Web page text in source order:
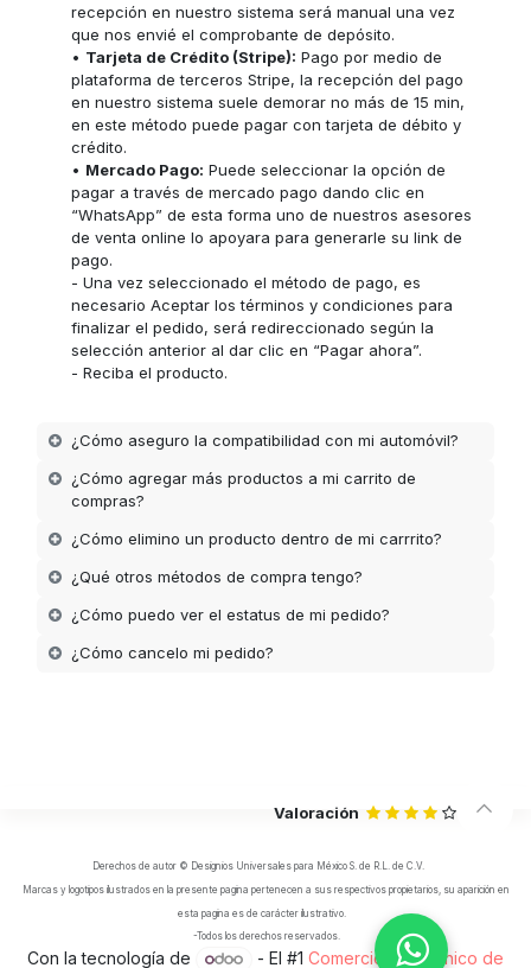
recepción en nuestro sistema será manual una vez
que nos envié el comprobante de depósito.
• Tarjeta de Crédito (Stripe): Pago por medio de
plataforma de terceros Stripe, la recepción del pago
en nuestro sistema suele demorar no más de 15 min,
en este método puede pagar con tarjeta de débito y
crédito.
• Mercado Pago: Puede seleccionar la opción de
pagar a través de mercado pago dando clic en
“WhatsApp” de esta forma uno de nuestros asesores
de venta online lo apoyara para generarle su link de
pago.
- Una vez seleccionado el método de pago, es
necesario Aceptar los términos y condiciones para
finalizar el pedido, será redireccionado según la
selección anterior al dar clic en “Pagar ahora”.
- Reciba el producto.
¿Cómo aseguro la compatibilidad con mi automóvil?
¿Cómo agregar más productos a mi carrito de
compras?
¿Cómo elimino un producto dentro de mi carrrito?
¿Qué otros métodos de compra tengo?
¿Cómo puedo ver el estatus de mi pedido?
¿Cómo cancelo mi pedido?
Valoración
Derechos de autor © Designios Universales para México S. de R.L. de C.V.
Marcas y logotipos ilustrados en la presente pagina pertenecen a sus respectivos propietarios, su aparición en
esta pagina es de carácter ilustrativo.
-Todos los derechos reservados.
Con la tecnología de - El #1Comercio electrónico de